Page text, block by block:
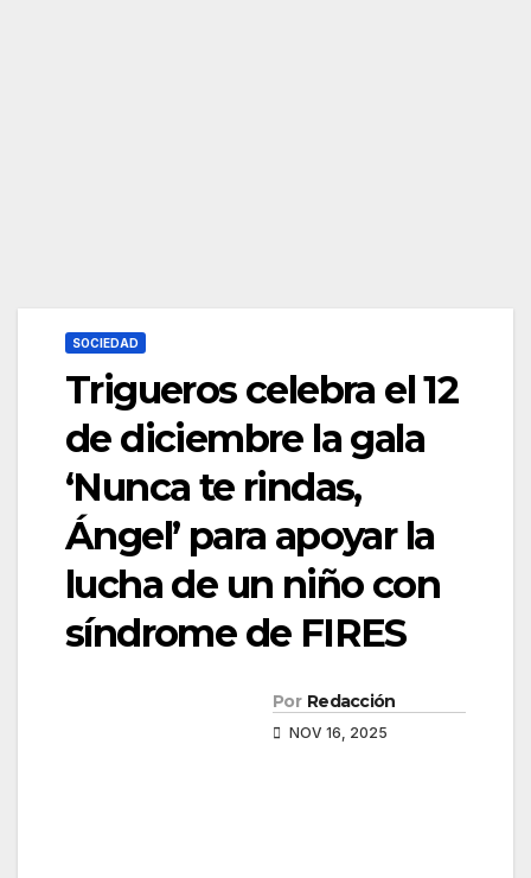
SOCIEDAD
Trigueros celebra el 12
de diciembre la gala
‘Nunca te rindas,
Ángel’ para apoyar la
lucha de un niño con
síndrome de FIRES
Por Redacción
NOV 16, 2025